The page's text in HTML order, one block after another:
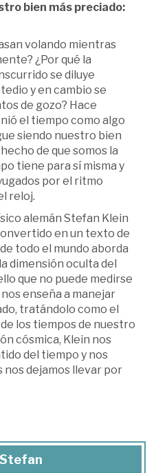
bien más preciado:
volando mientras
¿Por qué la
se diluye
y en cambio se
de gozo? Hace
el tiempo como algo
siendo nuestro bien
de que somos la
tiene para sí misma y
por el ritmo
reloj.
alemán Stefan Klein
en un texto de
todo el mundo aborda
dimensión oculta del
que no puede medirse
enseña a manejar
tratándolo como el
los tiempos de nuestro
cósmica, Klein nos
del tiempo y nos
nos dejamos llevar por